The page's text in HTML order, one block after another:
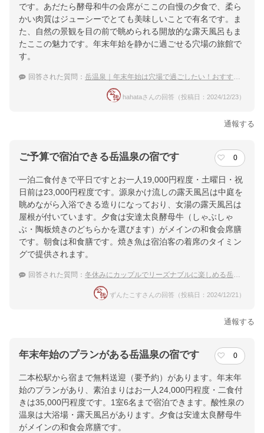
です。あだたら酵母和牛の会席がここの自慢の夕食で、柔ら
かい肉質はジューシーでとても美味しいことで有名です。ま
た、自然の景観を目の前で眺められる開放的な露天風呂もま
たここの魅力です。年末年始を静かに過ごせる穴場の旅館で
す。
回答された質問： 岳温泉｜年末年始は穴場で過ごしたい！おすすめの宿は？
hahataさんの回答（投稿日：2024/12/23）
通報する
ご予算で宿泊できる岳温泉の宿です 0
一泊二食付きで平日ですとお一人19,000円程度・土曜日・祝
日前は23,000円程度です。源泉かけ流しの露天風呂は中庭を
眺めながら入浴できる造りになっており、女湯の露天風呂は
屋根が付いています。夕食は安達太良酵母牛（しゃぶしゃ
ぶ・陶板焼きのどちらかを選びます）がメインの和食会席膳
です。朝食は和食膳です。焼き魚は宿泊客の着席のタイミン
グで提供されます。
回答された質問： 冬休みにカップルでリーズナブルに楽しめる岳温泉の宿
ずんたこすさんの回答（投稿日：2024/12/21）
通報する
年末年始のプランがある岳温泉の宿です 0
二本松駅から宿まで無料送迎（要予約）があります。年末年
始のプランがあり、素泊まりはお一人24,000円程度・二食付
きは35,000円程度です。1室6名まで宿泊できます。酸性泉の
温泉は大浴場・露天風呂があります。夕食は安達太良酵母牛
がメインの和食会席膳です。